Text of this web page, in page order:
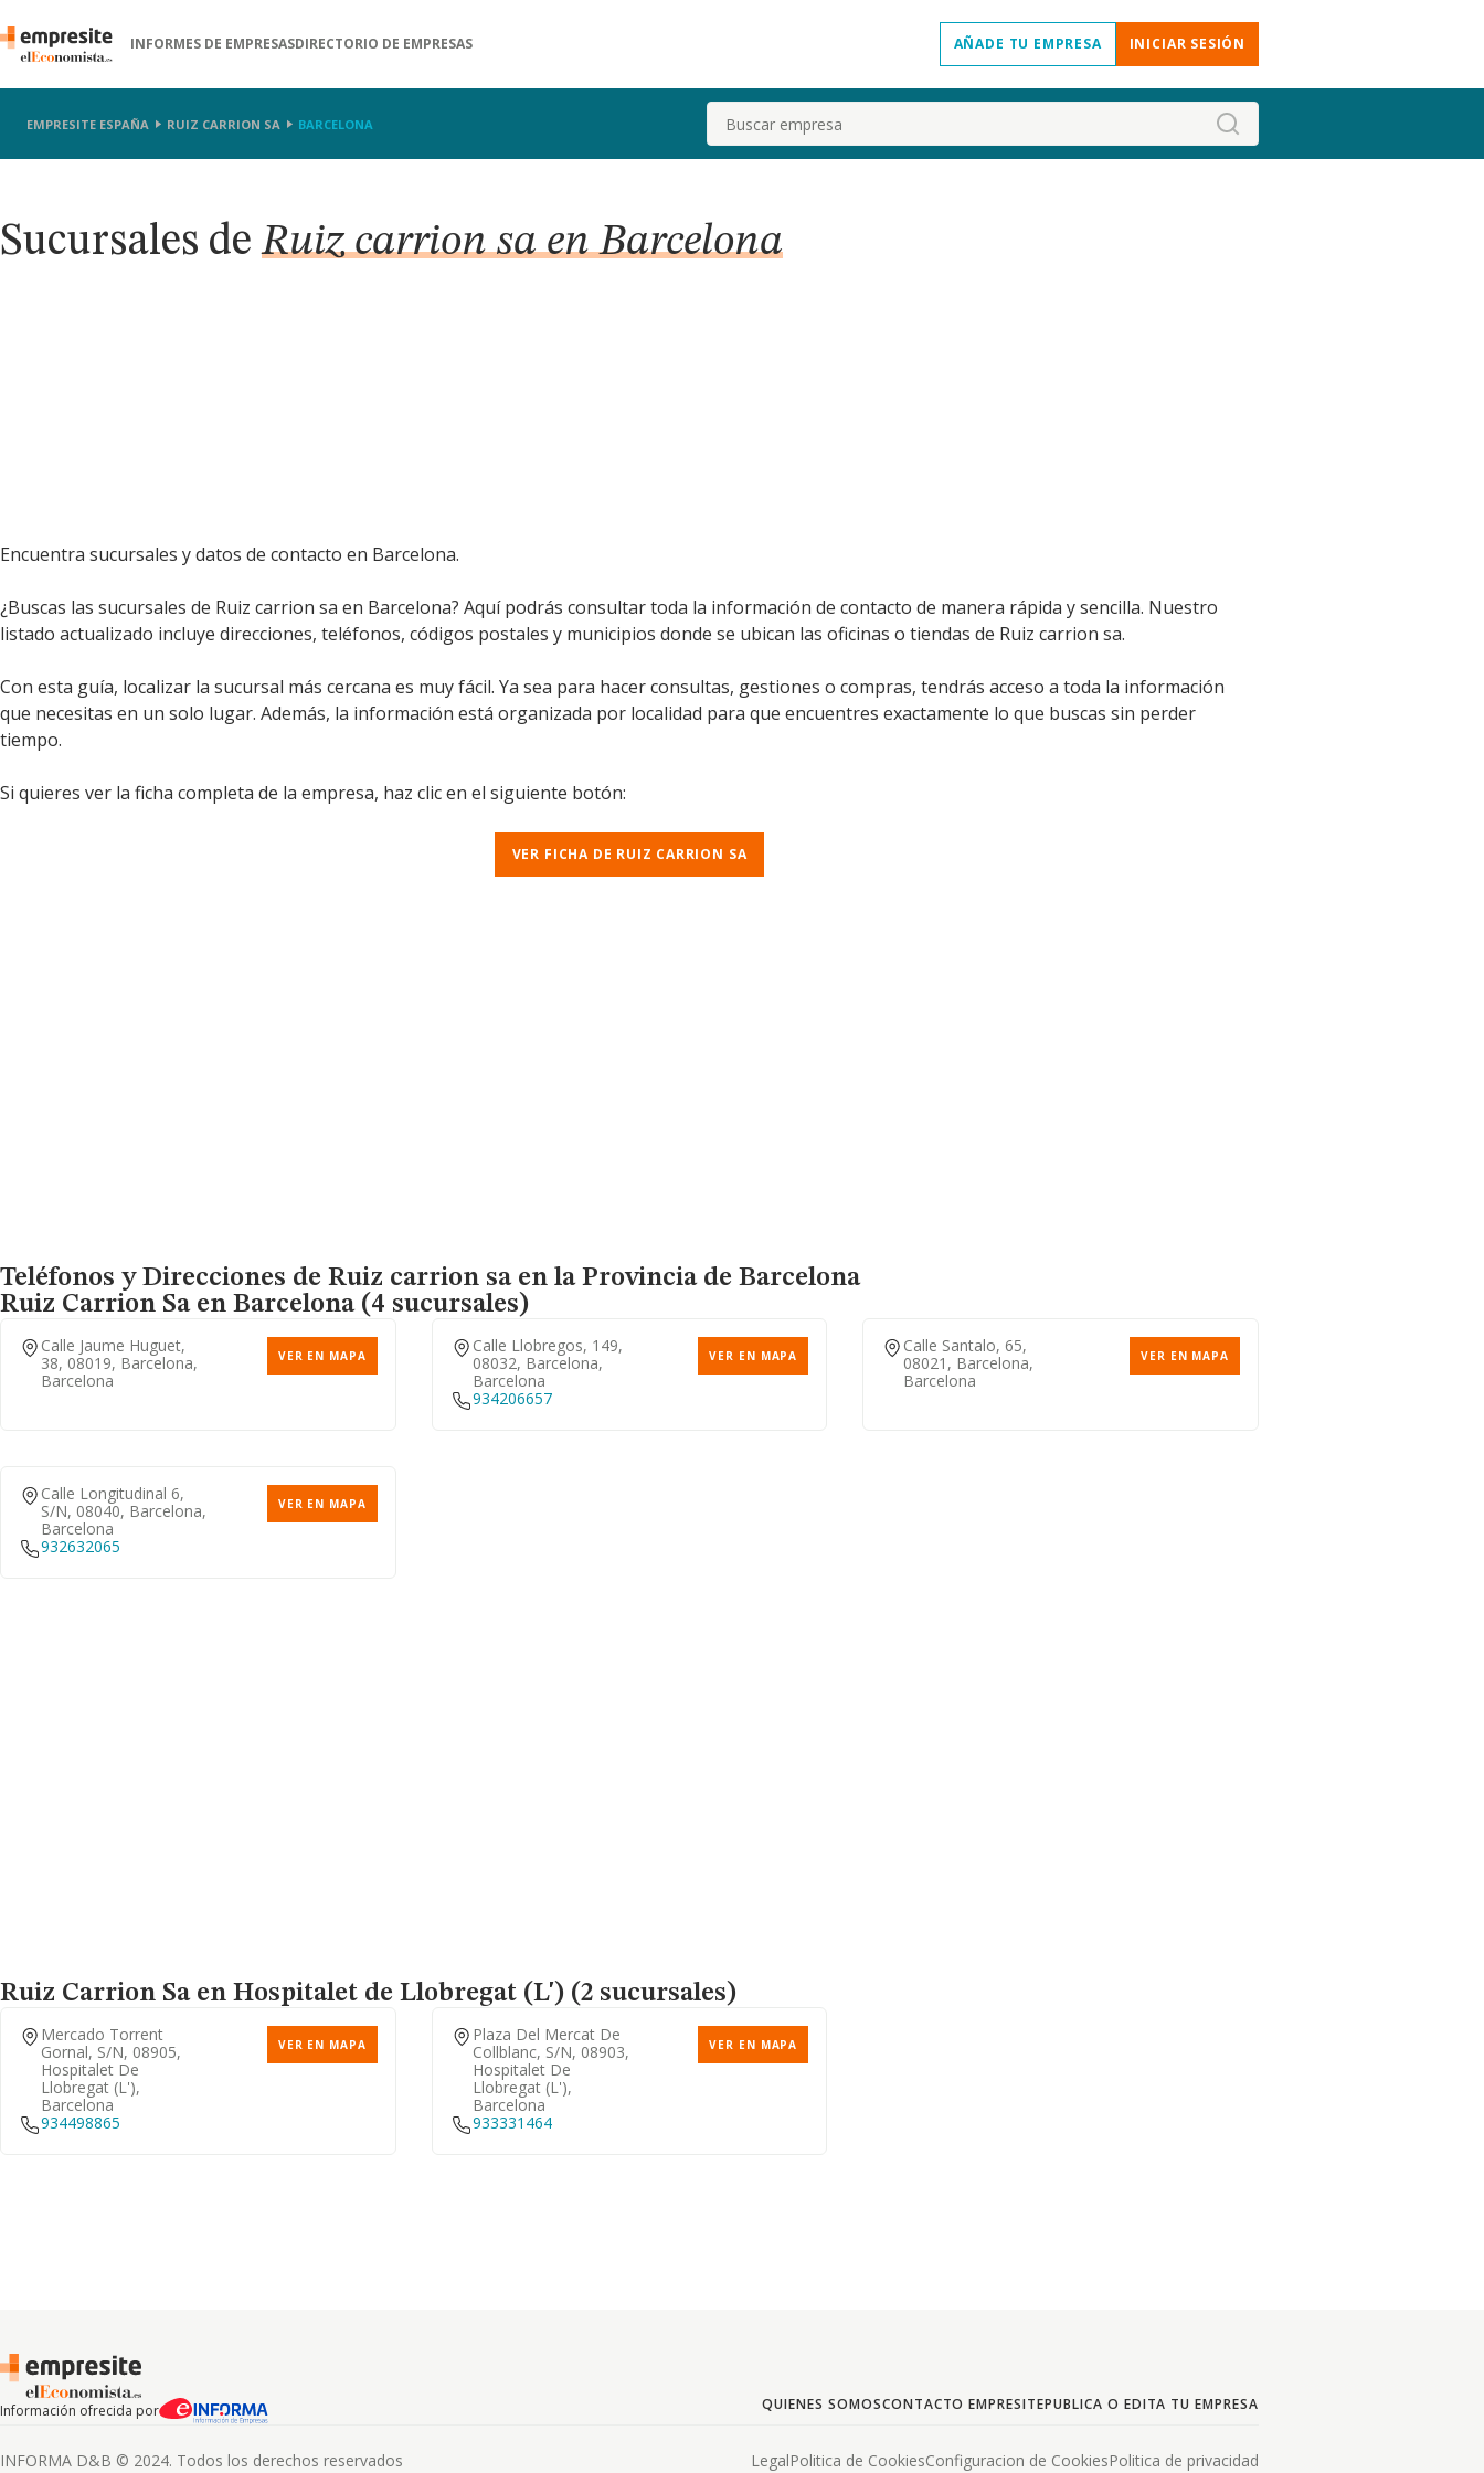
INFORMES DE EMPRESASDIRECTORIO DE EMPRESAS AÑADE TU EMPRESA INICIAR SESIÓN
EMPRESITE ESPAÑA RUIZ CARRION SA BARCELONA Buscar
Sucursales deRuiz carrion sa en Barcelona
Encuentra sucursales y datos de contacto en Barcelona.
¿Buscas las sucursales de Ruiz carrion sa en Barcelona? Aquí podrás consultar toda la información de contacto de manera rápida y sencilla. Nuestro
listado actualizado incluye direcciones, teléfonos, códigos postales y municipios donde se ubican las oficinas o tiendas de Ruiz carrion sa.
Con esta guía, localizar la sucursal más cercana es muy fácil. Ya sea para hacer consultas, gestiones o compras, tendrás acceso a toda la información
que necesitas en un solo lugar. Además, la información está organizada por localidad para que encuentres exactamente lo que buscas sin perder
tiempo.
Si quieres ver la ficha completa de la empresa, haz clic en el siguiente botón:
VER FICHA DE RUIZ CARRION SA
Teléfonos y Direcciones de Ruiz carrion sa en la Provincia de Barcelona
Ruiz Carrion Saen Barcelona (4 sucursales)
Calle Jaume Huguet,
38, 08019, Barcelona,
Barcelona
VER EN MAPA
Calle Llobregos, 149,
08032, Barcelona,
Barcelona
VER EN MAPA
934206657
Calle Santalo, 65,
08021, Barcelona,
Barcelona
VER EN MAPA
Calle Longitudinal 6,
S/n, 08040, Barcelona,
Barcelona
VER EN MAPA
932632065
Ruiz Carrion Saen Hospitalet de Llobregat (L') (2 sucursales)
Mercado Torrent
Gornal, S/n, 08905,
Hospitalet De
Llobregat (l'),
Barcelona
VER EN MAPA
934498865
Plaza Del Mercat De
Collblanc, S/n, 08903,
Hospitalet De
Llobregat (l'),
Barcelona
VER EN MAPA
933331464
Información ofrecida por QUIENES SOMOSCONTACTO EMPRESITEPUBLICA O EDITA TU EMPRESA
INFORMA D&B © 2024. Todos los derechos reservados LegalPolitica de CookiesConfiguracion de CookiesPolitica de privacidad